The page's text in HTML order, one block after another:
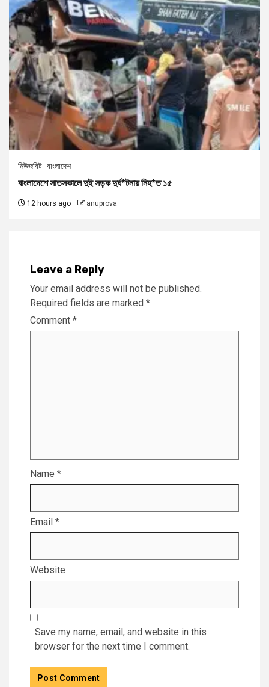
নিউজবিট বাংলাদেশ
বাংলাদেশে সাতসকালে দুই সড়ক দুর্ঘ*টনায় নিহ*ত ১৫
12 hours ago anuprova
Leave a Reply
Your email address will not be published.
Required fields are marked *
Comment *
Name *
Email *
Website
Save my name, email, and website in this
browser for the next time I comment.